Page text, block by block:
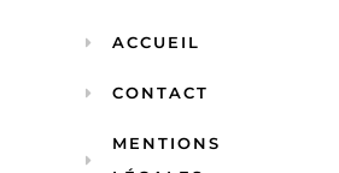
ACCUEIL
CONTACT
MENTIONS